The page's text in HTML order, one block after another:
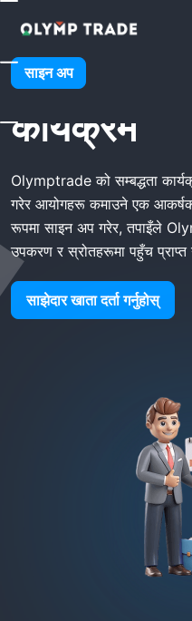
साइन अप
घर Olymptrade सम्बद्ध
कार्यक्रम
Olymptrade को सम्बद्धता
गरेर आयोगहरू कमाउने एक आकर्षक
रूपमा साइन अप गरेर, तपाइँले
उपकरण र स्रोतहरूमा पहुँच प्राप्त
साझेदार खाता दर्ता गर्नुहोस्